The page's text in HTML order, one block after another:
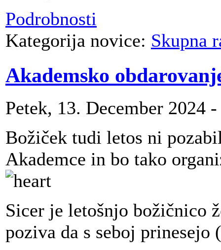
Podrobnosti
Kategorija novice: Skupna
Akademsko
Petek, 13. December 2024
Božiček tudi letos ni
Akademce in bo tako
Sicer je letošnjo božičnico
poziva da s seboj prinesejo